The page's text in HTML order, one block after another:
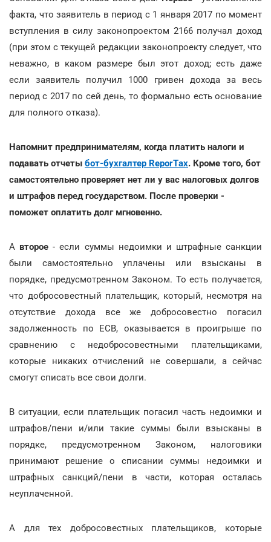
факта, что заявитель в период с 1 января 2017 по момент
вступления в силу законопроектом 2166 получал доход
(при этом с текущей редакции законопроекту следует, что
неважно, в каком размере был этот доход; есть даже
если заявитель получил 1000 гривен дохода за весь
период с 2017 по сей день, то формально есть основание
для полного отказа).
Напомнит предпринимателям, когда платить налоги и
подавать отчеты бот-бухгалтер ReporTах. Кроме того, бот
самостоятельно проверяет нет ли у вас налоговых долгов
и штрафов перед государством. После проверки -
поможет оплатить долг мгновенно.
А второе - если суммы недоимки и штрафные санкции
были самостоятельно уплачены или взысканы в
порядке, предусмотренном Законом. То есть получается,
что добросовестный плательщик, который, несмотря на
отсутствие дохода все же добросовестно погасил
задолженность по ЕСВ, оказывается в проигрыше по
сравнению с недобросовестными плательщиками,
которые никаких отчислений не совершали, а сейчас
смогут списать все свои долги.
В ситуации, если плательщик погасил часть недоимки и
штрафов/пени и/или такие суммы были взысканы в
порядке, предусмотренном Законом, налоговики
принимают решение о списании суммы недоимки и
штрафных санкций/пени в части, которая осталась
неуплаченной.
А для тех добросовестных плательщиков, которые